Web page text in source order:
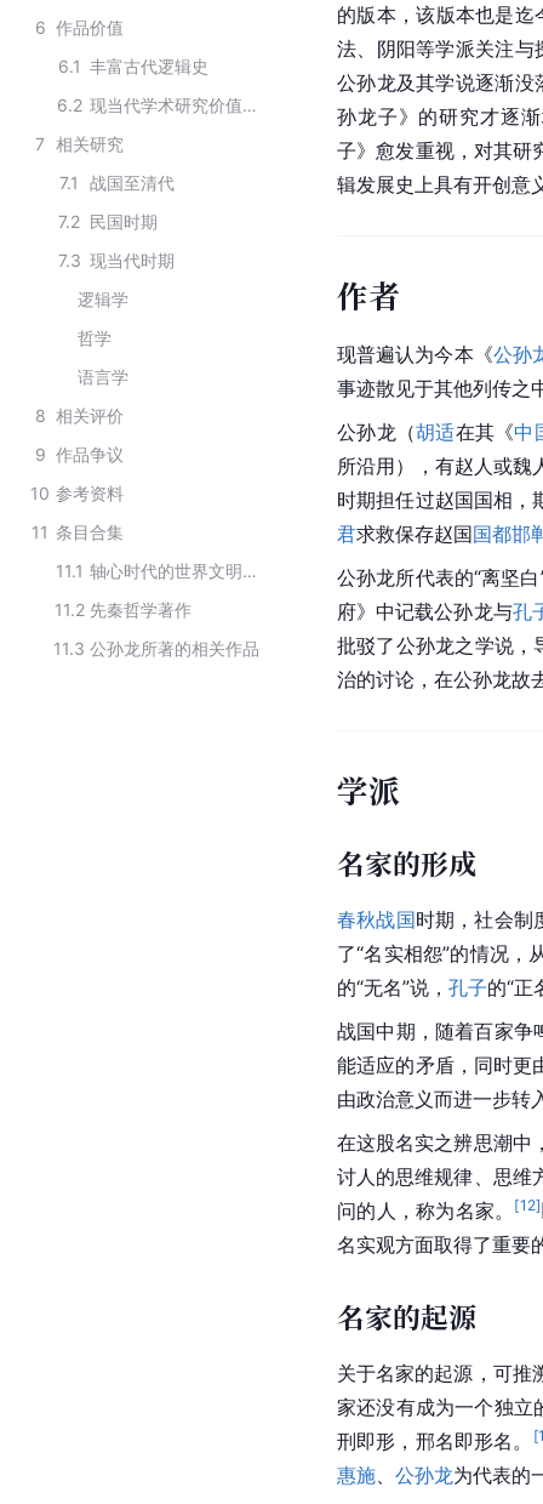
6 作品价值
6.1 丰富古代逻辑史
6.2
现当代学术研究价值意义
7 相关研究
7.1
战国至清代
7.2 民国时期
7.3 现当代时期
逻辑学
哲学
语言学
8 相关评价
9 作品争议
10 参考资料
11 条目合集
11.1
轴心时代的世界文明进程
11.2 先秦哲学著作
11.3 公孙龙所著的相关作品
的版本，该版本也是
法、阴阳等学派关注
公孙龙及其学说逐渐
孙龙子》的研究才逐
子》愈发重视，对其研
辑发展史上具有开创意
作者
现普遍认为今本《公孙
事迹散见于其他列传之
公孙龙 （胡适在其《中
所沿用），有赵人或魏
时期担任过赵国国相，
君求救保存赵国国都邯
公孙龙所代表的“离坚
府》中记载公孙龙与孔
批驳了公孙龙之学说，
治的讨论，在公孙龙故
学派
名家的形成
春秋战国时期，社会制
了“名实相怨”的情况，
的“无名”说， 孔子的“正
战国中期，随着百家争
能适应的矛盾，同时更
由政治意义而进一步转
在这股名实之辨思潮中
讨人的思维规律、思维
问的人，称为名家。
[12]
名实观方面取得了重要
名家的起源
关于名家的起源，可推
家还没有成为一个独立
刑即形，邢名即形名。
[
惠施 公孙龙为代表的